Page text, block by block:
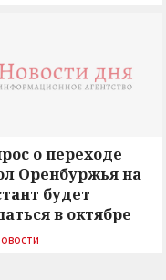
о переходе
Оренбуржья на
будет
в октябре